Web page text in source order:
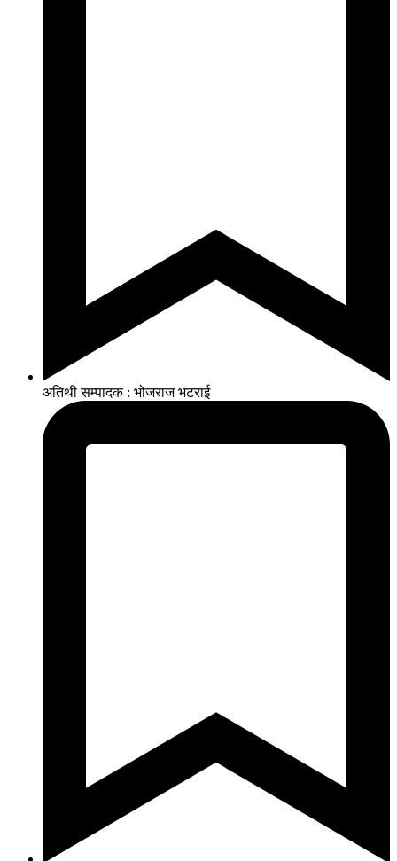
अतिथी सम्पादक : भोजराज भटराई